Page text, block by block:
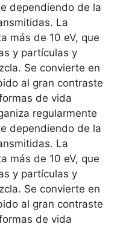
dependiendo de la
La
más de 10 eV, que
y partículas y
Se convierte en
al gran contraste
de vida
regularmente
dependiendo de la
La
más de 10 eV, que
y partículas y
Se convierte en
al gran contraste
de vida